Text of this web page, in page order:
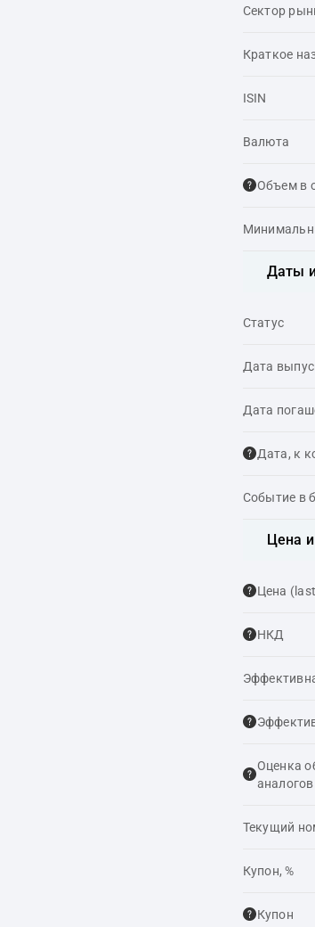
Сектор
Краткое
ISIN
Валюта
Объем в
Даты
Статус
Дата
Дата
Дата, к
Событие в
Цена
Цена
НКД
Оценка
аналогов
Текущий
Купон, %
Купон